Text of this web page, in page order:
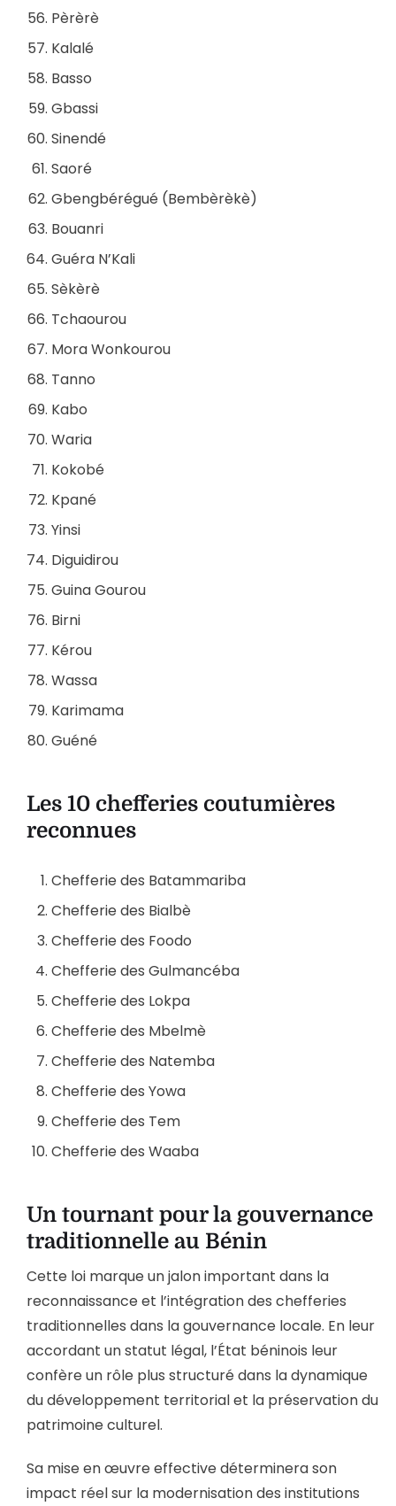
Pèrèrè
Kalalé
Basso
Gbassi
Sinendé
Saoré
Gbengbérégué (Bembèrèkè)
Bouanri
Guéra N’Kali
Sèkèrè
Tchaourou
Mora Wonkourou
Tanno
Kabo
Waria
Kokobé
Kpané
Yinsi
Diguidirou
Guina Gourou
Birni
Kérou
Wassa
Karimama
Guéné
Les 10 chefferies coutumières
reconnues
Chefferie des Batammariba
Chefferie des Bialbè
Chefferie des Foodo
Chefferie des Gulmancéba
Chefferie des Lokpa
Chefferie des Mbelmè
Chefferie des Natemba
Chefferie des Yowa
Chefferie des Tem
Chefferie des Waaba
Un tournant pour la gouvernance
traditionnelle au Bénin
Cette loi marque un jalon important dans la
reconnaissance et l’intégration des chefferies
traditionnelles dans la gouvernance locale. En leur
accordant un statut légal, l’État béninois leur
confère un rôle plus structuré dans la dynamique
du développement territorial et la préservation du
patrimoine culturel.
Sa mise en œuvre effective déterminera son
impact réel sur la modernisation des institutions